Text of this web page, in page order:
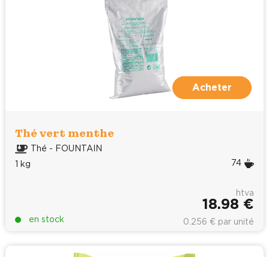
Acheter
Thé vert menthe
Thé - FOUNTAIN
1 kg
74
en stock
htva
18.98 €
0.256 € par unité